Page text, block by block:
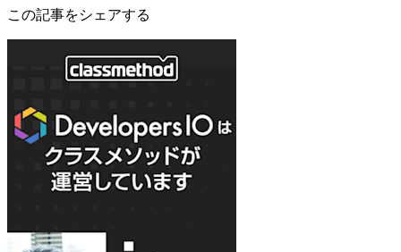
この記事をシェアする